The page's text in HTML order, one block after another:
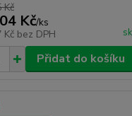
Kč
Kč/ks
Kč bez DPH
Přidat do košíku